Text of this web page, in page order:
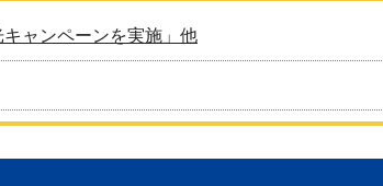
ャンペーンを実施」他